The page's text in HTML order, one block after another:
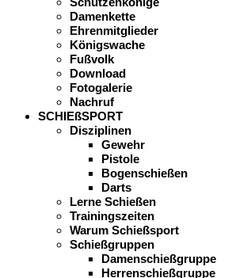
Damenkette
Ehrenmitglieder
Königswache
Fußvolk
Download
Fotogalerie
Nachruf
SCHIEßSPORT
Disziplinen
Gewehr
Pistole
Bogenschießen
Darts
Lerne Schießen
Trainingszeiten
Warum Schießsport
Schießgruppen
Damenschießgruppe
Herrenschießgruppe